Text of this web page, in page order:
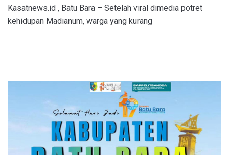
Kasatnews.id , Batu Bara – Setelah viral dimedia potret
kehidupan Madianum, warga yang kurang